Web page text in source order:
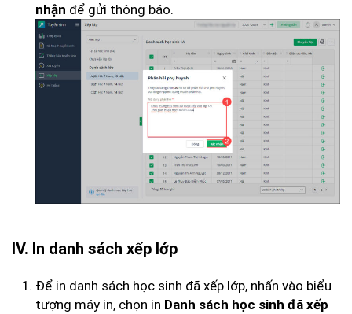
nhận để gửi thông báo.
IV. In danh sách xếp lớp
Để in danh sách học sinh đã xếp lớp, nhấn vào biểu
tượng máy in, chọn in Danh sách học sinh đã xếp